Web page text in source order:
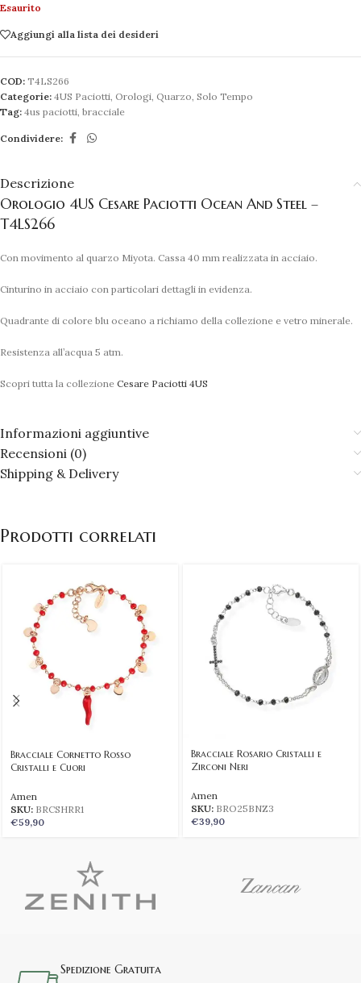
Esaurito
Aggiungi alla lista dei desideri
COD: T4LS266
Categorie: 4US Paciotti Orologi Quarzo Solo Tempo
Tag: 4us paciotti bracciale
Condividere:
Descrizione
Orologio 4US Cesare Paciotti Ocean And Steel –
T4LS266
Con movimento al quarzo Miyota. Cassa 40 mm realizzata in acciaio.
Cinturino in acciaio con particolari dettagli in evidenza.
Quadrante di colore blu oceano a richiamo della collezione e vetro minerale.
Resistenza all’acqua 5 atm.
Scopri tutta la collezione Cesare Paciotti 4US
Informazioni aggiuntive
Recensioni (0)
Shipping & Delivery
Prodotti correlati
Bracciale Cornetto Rosso
Cristalli e Cuori
Amen
SKU: BRCSHRR1
€59,90
Bracciale Rosario Cristalli e
Zirconi Neri
Amen
SKU: BRO25BNZ3
€39,90
Spedizione Gratuita